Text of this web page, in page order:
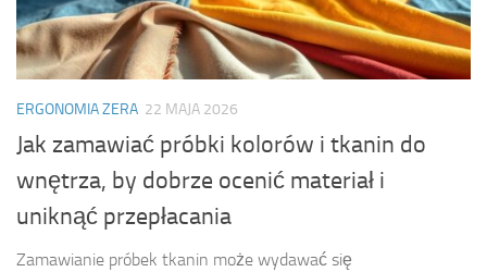
ERGONOMIA ZERA 22 MAJA 2026
Jak zamawiać próbki kolorów i tkanin do
wnętrza, by dobrze ocenić materiał i
uniknąć przepłacania
Zamawianie próbek tkanin może wydawać się